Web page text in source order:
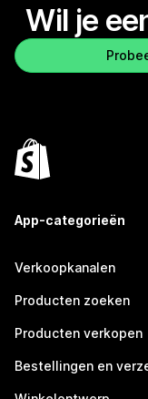
Wil je
App-categorieën
Verkoopkanalen
Producten zoeken
Producten verkopen
Bestellingen en